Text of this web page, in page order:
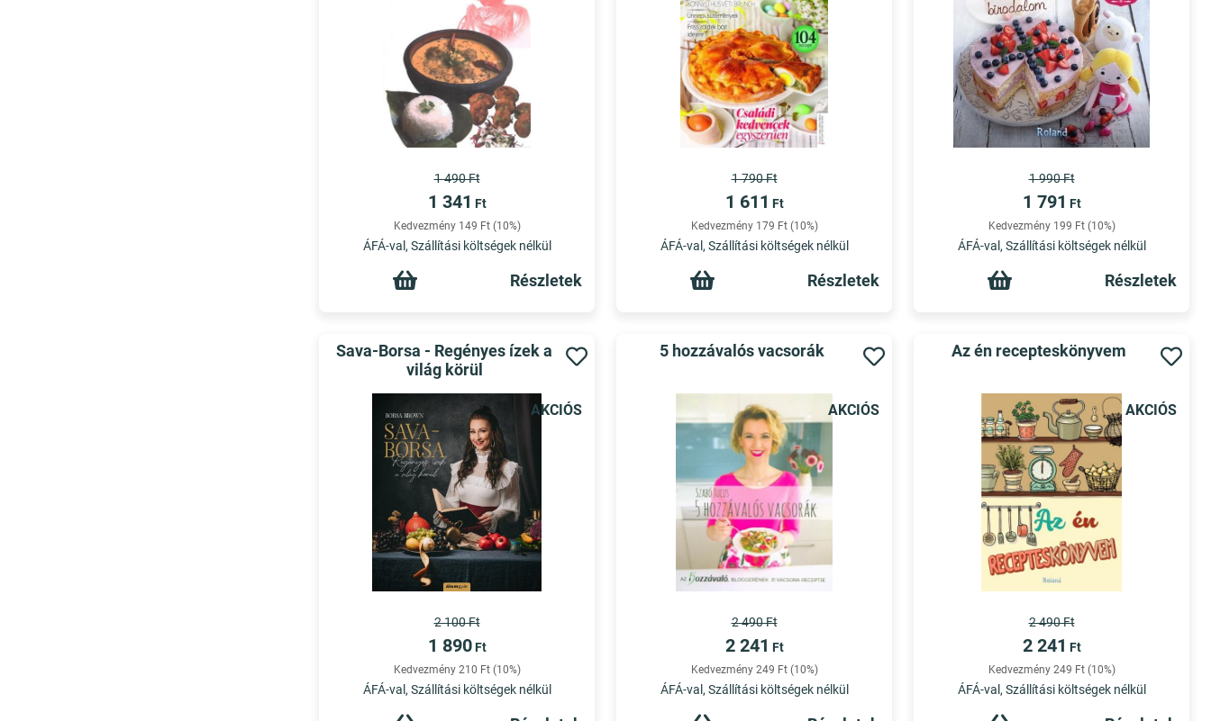
1 490 Ft
1 341 Ft
Kedvezmény 149 Ft (10%)
ÁFÁ-val, Szállítási költségek nélkül
Részletek
1 790 Ft
1 611 Ft
Kedvezmény 179 Ft (10%)
ÁFÁ-val, Szállítási költségek nélkül
Részletek
1 990 Ft
1 791 Ft
Kedvezmény 199 Ft (10%)
ÁFÁ-val, Szállítási költségek nélkül
Részletek
AKCIÓS
Sava-Borsa - Regényes ízek a
világ körül
2 100 Ft
1 890 Ft
Kedvezmény 210 Ft (10%)
ÁFÁ-val, Szállítási költségek nélkül
AKCIÓS
5 hozzávalós vacsorák
2 490 Ft
2 241 Ft
Kedvezmény 249 Ft (10%)
ÁFÁ-val, Szállítási költségek nélkül
AKCIÓS
Az én recepteskönyvem
2 490 Ft
2 241 Ft
Kedvezmény 249 Ft (10%)
ÁFÁ-val, Szállítási költségek nélkül